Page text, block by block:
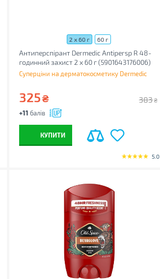
2 x 60 г 60 г
Антиперспірант Dermedic Antipersp R 48-
годинний захист 2 x 60 г (5901643176006)
Суперціни на дерматокосметику Dermedic
325₴ 383 ₴
+11 балів
КУПИТИ
5.0